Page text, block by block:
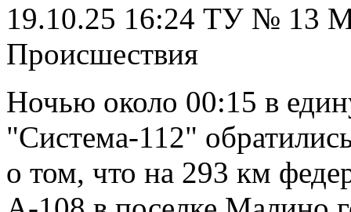
19.10.25 16:24 ТУ № 13
Происшествия
Ночью около 00:15 в
"Система-112"
о том, что на 293 км